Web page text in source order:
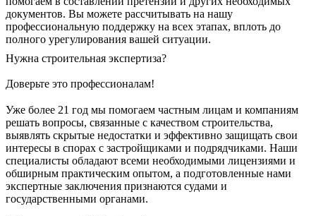
документов. Вы можете рассчитывать на нашу
профессиональную поддержку на всех этапах, вплоть до
полного урегулирования вашей ситуации.
Нужна строительная экспертиза?
Доверьте это профессионалам!
Уже более 21 год мы помогаем частным лицам и компаниям
решать вопросы, связанные с качеством строительства,
выявлять скрытые недостатки и эффективно защищать свои
интересы в спорах с застройщиками и подрядчиками. Наши
специалисты обладают всеми необходимыми лицензиями и
обширным практическим опытом, а подготовленные нами
экспертные заключения признаются судами и
государственными органами.